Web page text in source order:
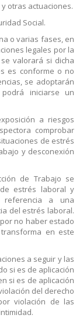
otras actuaciones.
Social.
o varias fases, en
legales por la
valorará si dicha
es conforme o no
se adoptarán
iniciarse un
a riesgos
comprobar
de estrés
y desconexión
de Trabajo se
estrés laboral y
referencia a una
del estrés laboral.
no haber estado
en este
a seguir y las
si es de aplicación
si es de aplicación
del derecho
violación de las